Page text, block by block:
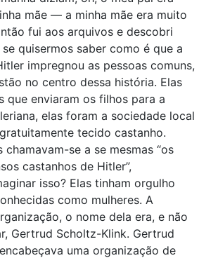
mãe — a minha mãe era muito
fui aos arquivos e descobri
quisermos saber como é que a
impregnou as pessoas comuns,
no centro dessa história. Elas
que enviaram os filhos para a
elas foram a sociedade local
tecido castanho.
chamavam-se a se mesmas “os
castanhos de Hitler”,
isso? Elas tinham orgulho
como mulheres. A
o nome dela era, e não
Gertrud Scholtz-Klink. Gertrud
uma organização de